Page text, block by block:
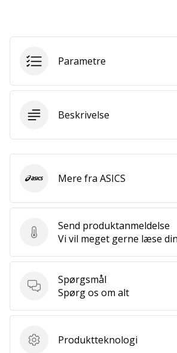
løbe
Vis alle
artikler
Parametre
Beskrivelse
Send produktanmeldelse
Send produktanmeldelse
Vi vil meget gerne læse
Spørgsmål
Spørgsmål
Spørg os om alt
Produktteknologi
Produktteknologi
ASICSMere fra ASICS